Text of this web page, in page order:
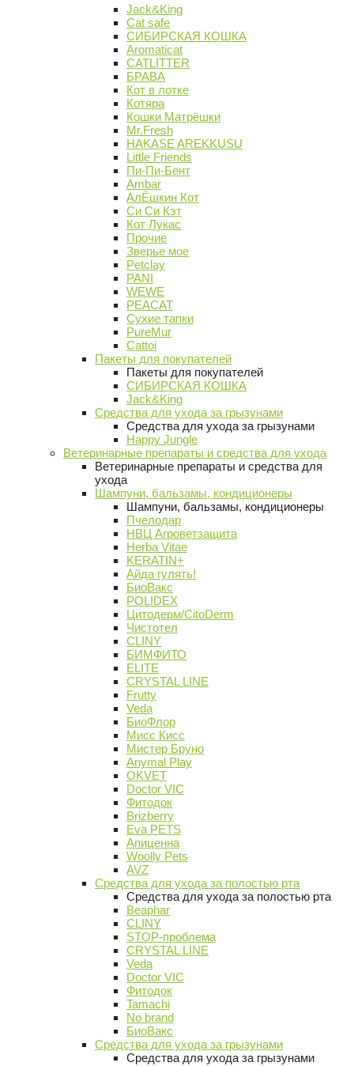
Jack&King
Cat safe
СИБИРСКАЯ КОШКА
Aromaticat
CATLITTER
БРАВА
Кот в лотке
Котяра
Кошки Матрёшки
Mr.Fresh
HAKASE AREKKUSU
Little Friends
Пи-Пи-Бент
Ambar
АлЁшкин Кот
Си Си Кэт
Кот Лукас
Прочие
Зверье мое
Petclay
PANI
WEWE
PEACAT
Сухие тапки
PureMur
Cattoi
Пакеты для покупателей
Пакеты для покупателей
СИБИРСКАЯ КОШКА
Jack&King
Средства для ухода за грызунами
Средства для ухода за грызунами
Happy Jungle
Ветеринарные препараты и средства для ухода
Ветеринарные препараты и средства для
ухода
Шампуни, бальзамы, кондиционеры
Шампуни, бальзамы, кондиционеры
Пчелодар
НВЦ Агроветзащита
Herba Vitae
KERATIN+
Айда гулять!
БиоВакс
POLIDEX
Цитодерм/CitoDerm
Чистотел
CLINY
БИМФИТО
ELITE
CRYSTAL LINE
Frutty
Veda
БиоФлор
Мисс Кисс
Мистер Бруно
Anymal Play
OKVET
Doctor VIC
Фитодок
Brizberry
Eva PETS
Апиценна
Woolly Pets
AVZ
Средства для ухода за полостью рта
Средства для ухода за полостью рта
Beaphar
CLINY
STOP-проблема
CRYSTAL LINE
Veda
Doctor VIC
Фитодок
Tamachi
No brand
БиоВакс
Средства для ухода за грызунами
Средства для ухода за грызунами